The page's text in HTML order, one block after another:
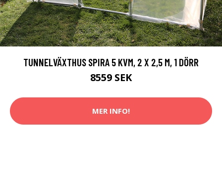
TUNNELVÄXTHUS SPIRA 5 KVM, 2 X 2,5 M, 1 DÖRR
8559 SEK
MER INFO!